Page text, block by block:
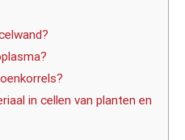
in cellen van planten en